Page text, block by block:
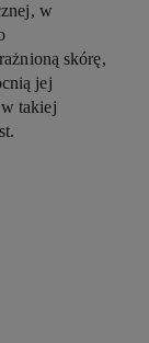
w
skórę,
jej
takiej